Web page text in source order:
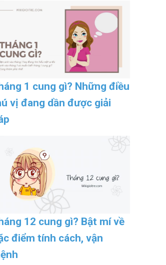
1 cung gì? Những điều
vị đang dần được giải
12 cung gì? Bật mí về
điểm tính cách, vận